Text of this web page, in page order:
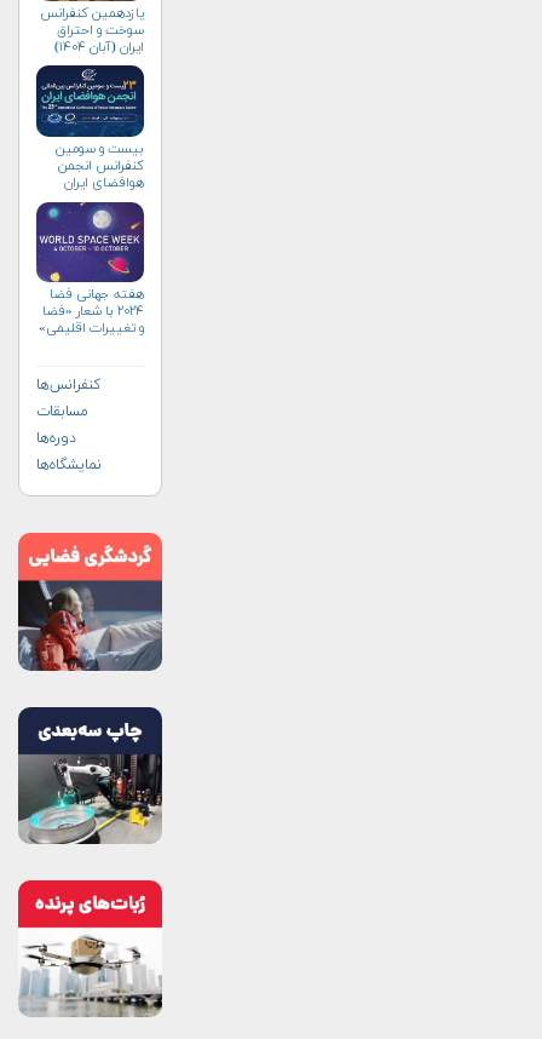
یازدهمین کنفرانس
سوخت و احتراق
ایران (آبان‌ ۱۴۰۴)
بیست و سومین
کنفرانس انجمن
هوافضای ايران
هفته جهانی فضا
۲۰۲۴ با شعار «فضا
و تغییرات اقلیمی»
کنفرانس‌ها
مسابقات
دوره‌ها
نمایشگاه‌ها